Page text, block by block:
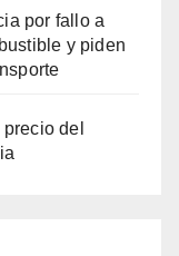
por fallo a
y piden
del